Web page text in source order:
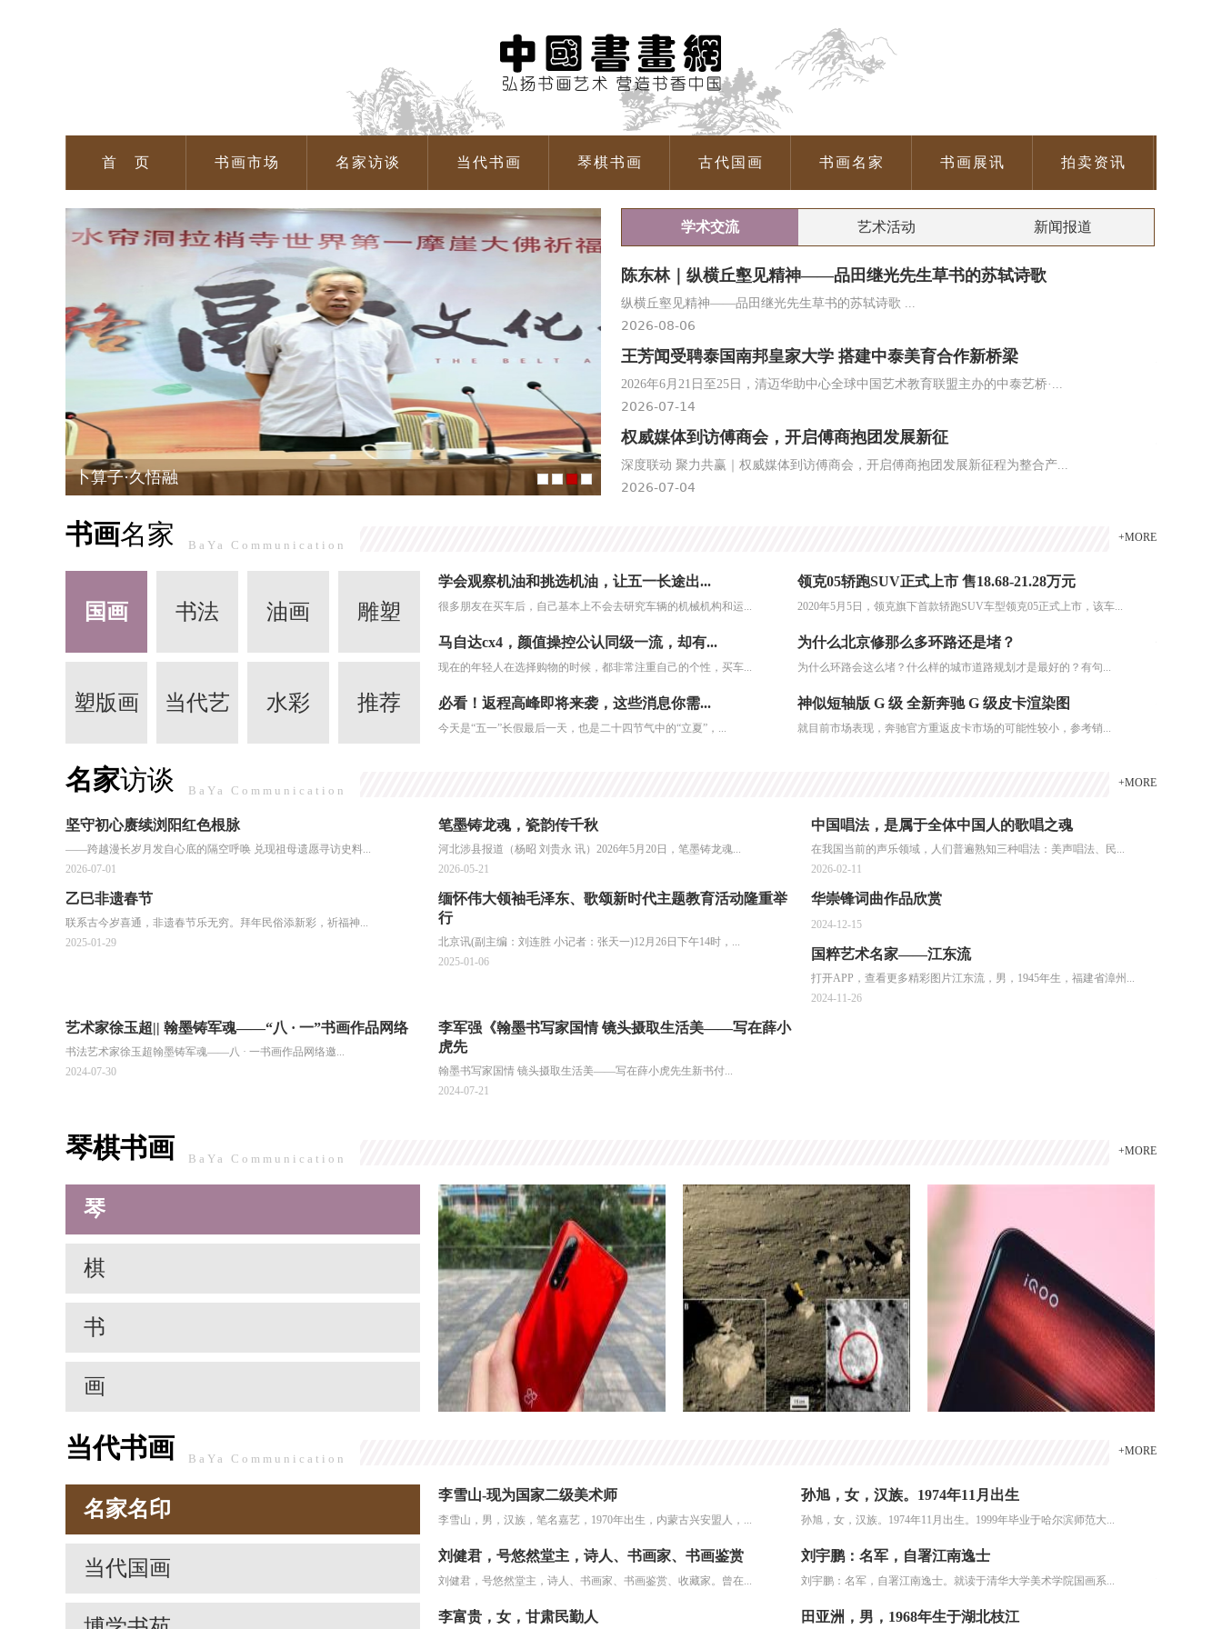
首 页 书画市场 名家访谈 当代书画 琴棋书画 古代国画 书画名家 书画展讯 拍卖资讯
学术交流 艺术活动 新闻报道
陈东林｜纵横丘壑见精神——品田继光先生草书的苏轼诗歌
纵横丘壑见精神——品田继光先生草书的苏轼诗歌 ...
2026-08-06
王芳闻受聘泰国南邦皇家大学 搭建中泰美育合作新桥梁
2026年6月21日至25日，清迈华助中心全球中国艺术教育联盟主办的中泰艺桥·...
2026-07-14
权威媒体到访傅商会，开启傅商抱团发展新征
深度联动 聚力共赢｜权威媒体到访傅商会，开启傅商抱团发展新征程为整合产...
2026-07-04
书画名家 BaYa Communication
+MORE
国画 书法 油画 雕塑
塑版画 当代艺
术
水彩 推荐
学会观察机油和挑选机油，让五一长途出...
很多朋友在买车后，自己基本上不会去研究车辆的机械机构和运...
领克05轿跑SUV正式上市 售18.68-21.28万元
2020年5月5日，领克旗下首款轿跑SUV车型领克05正式上市，该车...
马自达cx4，颜值操控公认同级一流，却有...
现在的年轻人在选择购物的时候，都非常注重自己的个性，买车...
为什么北京修那么多环路还是堵？
为什么环路会这么堵？什么样的城市道路规划才是最好的？有句...
必看！返程高峰即将来袭，这些消息你需...
今天是“五一”长假最后一天，也是二十四节气中的“立夏”，...
神似短轴版 G 级 全新奔驰 G 级皮卡渲染图
就目前市场表现，奔驰官方重返皮卡市场的可能性较小，参考销...
名家访谈 BaYa Communication
+MORE
坚守初心赓续浏阳红色根脉
——跨越漫长岁月发自心底的隔空呼唤 兑现祖母遗愿寻访史料...
2026-07-01
笔墨铸龙魂，瓷韵传千秋
河北涉县报道（杨昭 刘贵永 讯）2026年5月20日，笔墨铸龙魂...
2026-05-21
中国唱法，是属于全体中国人的歌唱之魂
在我国当前的声乐领域，人们普遍熟知三种唱法：美声唱法、民...
2026-02-11
乙巳非遗春节
联系古今岁喜通，非遗春节乐无穷。拜年民俗添新彩，祈福神...
2025-01-29
缅怀伟大领袖毛泽东、歌颂新时代主题教育活动隆重举
行
北京讯(副主编：刘连胜 小记者：张天一)12月26日下午14时，...
2025-01-06
华崇锋词曲作品欣赏
2024-12-15
国粹艺术名家——江东流
打开APP，查看更多精彩图片江东流，男，1945年生，福建省漳州...
2024-11-26
艺术家徐玉超|| 翰墨铸军魂——“八 · 一”书画作品网络
书法艺术家徐玉超翰墨铸军魂——八 · 一书画作品网络邀...
2024-07-30
李军强《翰墨书写家国情 镜头摄取生活美——写在薛小
虎先
翰墨书写家国情 镜头摄取生活美——写在薛小虎先生新书付...
2024-07-21
琴棋书画 BaYa Communication
+MORE
琴
棋
书
画
当代书画 BaYa Communication
+MORE
名家名印
当代国画
李雪山-现为国家二级美术师
李雪山，男，汉族，笔名嘉艺，1970年出生，内蒙古兴安盟人，...
孙旭，女，汉族。1974年11月出生
孙旭，女，汉族。1974年11月出生。1999年毕业于哈尔滨师范大...
刘健君，号悠然堂主，诗人、书画家、书画鉴赏
刘健君，号悠然堂主，诗人、书画家、书画鉴赏、收藏家。曾在...
刘宇鹏：名军，自署江南逸士
刘宇鹏：名军，自署江南逸士。就读于清华大学美术学院国画系...
李富贵，女，甘肃民勤人 田亚洲，男，1968年生于湖北枝江